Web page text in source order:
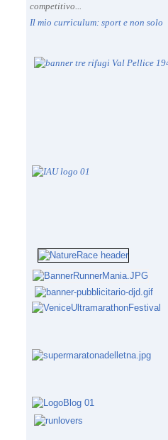
competitivo...
Il mio curriculum: sport e non solo